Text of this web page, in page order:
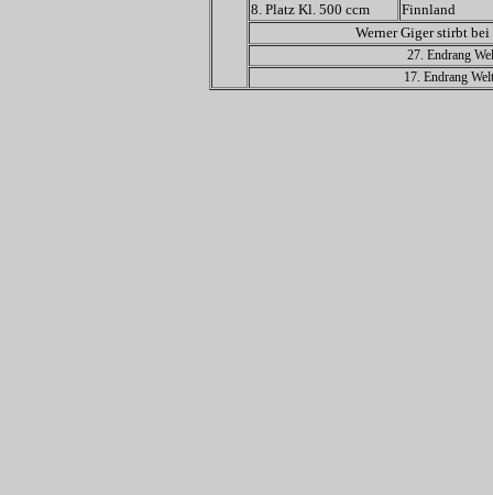
8. Platz Kl. 500 ccm
Finnland
Werner Giger stirbt
27. Endrang
17. Endrang